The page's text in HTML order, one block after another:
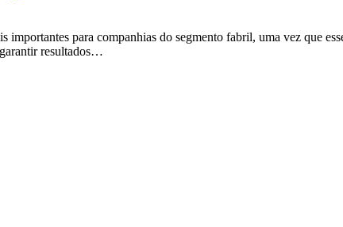
para companhias do segmento fabril, uma vez que
garantir resultados…